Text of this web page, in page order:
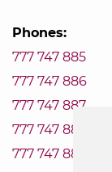
Phones:
777 747 885
777 747 886
777 747 887
777 747 888
777 747 889